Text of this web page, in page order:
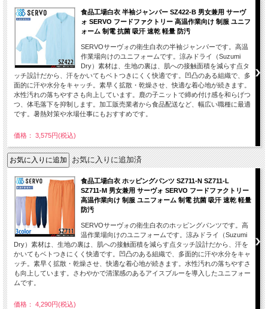
食品工場白衣 半袖ジャンパー SZ422-B 男女兼用 サーヴ
ォ SERVO フードファクトリー 高温作業向け 制服 ユニフ
ォーム 制電 抗菌 吸汗 速乾 軽量 防汚
SERVOサーヴォの衛生白衣の半袖ジャンパーです。高温
作業場向けのユニフォームです。涼みドライ（Suzumi
Dry）素材は、生地の裏は、肌への接触面積を減らす点タ
ッチ設計だから、汗をかいてもベトつきにくく快適です。凹凸のある組織で、多
面的に汗や水分をキャッチ。素早く拡散・乾燥させ、快適な着心地が続きます。
水性汚れの落ちやすさも向上しています。鹿の子ニットで締め付け感を和らげつ
つ、体毛落下を抑制します。加工販売業者から食品配送など、幅広い職種に最適
です。暑熱対策や水場仕事にもおすすめです。
価格： 3,575円(税込)
お気に入りに追加済
食品工場白衣 ホッピングパンツ SZ711-N SZ711-L
SZ711-M 男女兼用 サーヴォ SERVO フードファクトリー
高温作業向け 制服 ユニフォーム 制電 抗菌 吸汗 速乾 軽量
防汚
SERVOサーヴォの衛生白衣のホッピングパンツです。高
温作業場向けのユニフォームです。涼みドライ（Suzumi
Dry）素材は、生地の裏は、肌への接触面積を減らす点タッチ設計だから、汗を
かいてもベトつきにくく快適です。凹凸のある組織で、多面的に汗や水分をキャ
ッチ。素早く拡散・乾燥させ、快適な着心地が続きます。水性汚れの落ちやすさ
も向上しています。さわやかで清潔感のあるアイスブルーを導入したユニフォー
ムです。
価格： 4,290円(税込)